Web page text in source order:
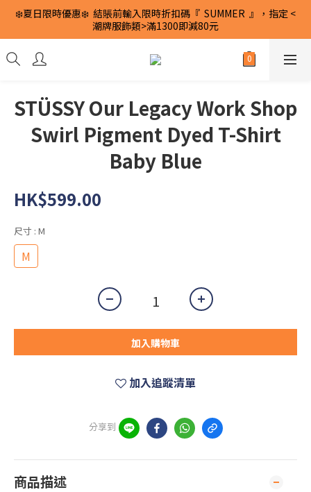
❄️夏日限時優惠❄️  結賬前輸入限時折扣碼『  SUMMER  』，指定 <
潮牌服飾類>滿1300即減80元
STÜSSY Our Legacy Work Shop
Swirl Pigment Dyed T-Shirt
Baby Blue
HK$599.00
尺寸 : M
M
加入購物車
加入追蹤清單
分享到
商品描述